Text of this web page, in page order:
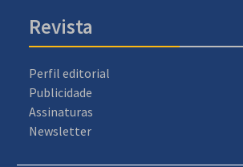
Revista
Perfil editorial
Publicidade
Assinaturas
Newsletter